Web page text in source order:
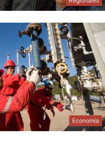
Economía